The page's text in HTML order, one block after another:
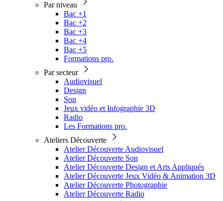
Par niveau
Bac +1
Bac +2
Bac +3
Bac +4
Bac +5
Formations pro.
Par secteur
Audiovisuel
Design
Son
Jeux vidéo et Infographie 3D
Radio
Les Formations pro.
Ateliers Découverte
Atelier Découverte Audiovisuel
Atelier Découverte Son
Atelier Découverte Design et Arts Appliqués
Atelier Découverte Jeux Vidéo & Animation 3D
Atelier Découverte Photographie
Atelier Découverte Radio